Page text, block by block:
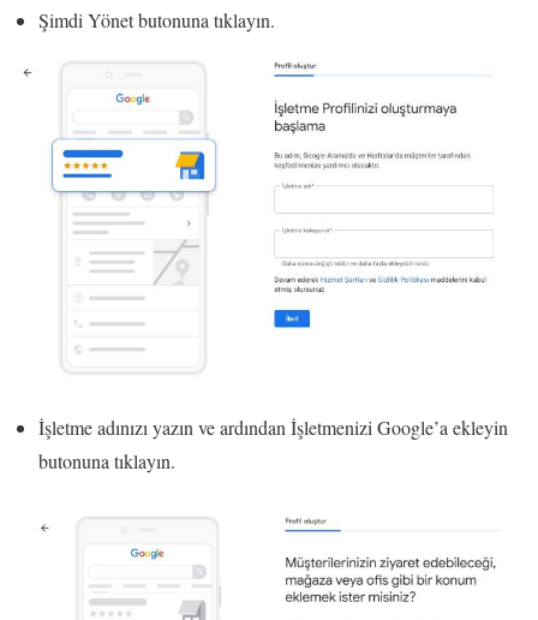
Şimdi Yönet butonuna tıklayın.
İşletme adınızı yazın ve ardından İşletmenizi Google’a ekleyin
butonuna tıklayın.